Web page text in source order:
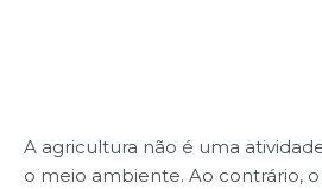
A agricultura não é uma
o meio ambiente. Ao contrário,